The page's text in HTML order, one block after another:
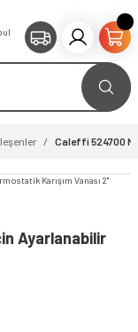
Caleffi 524700
Ayarlanabilir